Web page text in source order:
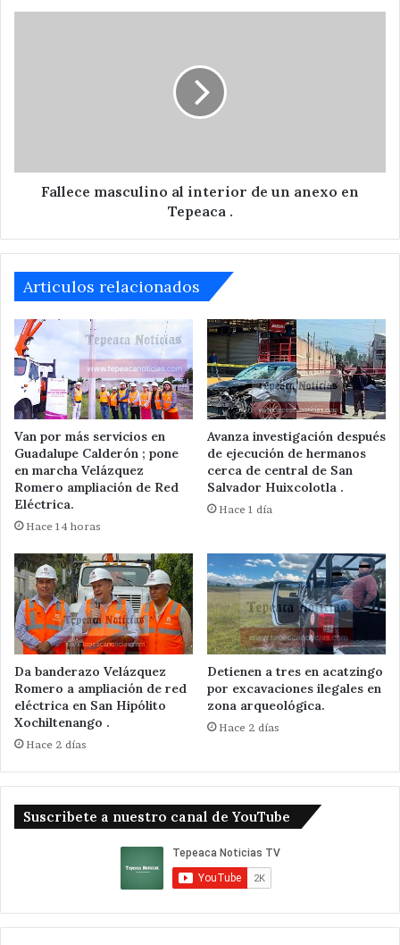
Tepeaca
Fallece masculino al interior de un anexo en
Tepeaca .
Articulos relacionados
Van por más servicios en
Guadalupe Calderón ; pone
en marcha Velázquez
Romero ampliación de Red
Eléctrica.
Hace 14 horas
Avanza investigación después
de ejecución de hermanos
cerca de central de San
Salvador Huixcolotla .
Hace 1 día
Da banderazo Velázquez
Romero a ampliación de red
eléctrica en San Hipólito
Xochiltenango .
Hace 2 días
Detienen a tres en acatzingo
por excavaciones ilegales en
zona arqueológica.
Hace 2 días
Suscribete a nuestro canal de YouTube